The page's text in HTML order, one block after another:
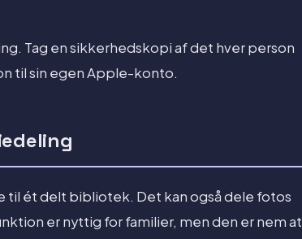
Tag en sikkerhedskopi af det hver person
til sin egen Apple-konto.
ét delt bibliotek. Det kan også dele fotos
er nyttig for familier, men den er nem at